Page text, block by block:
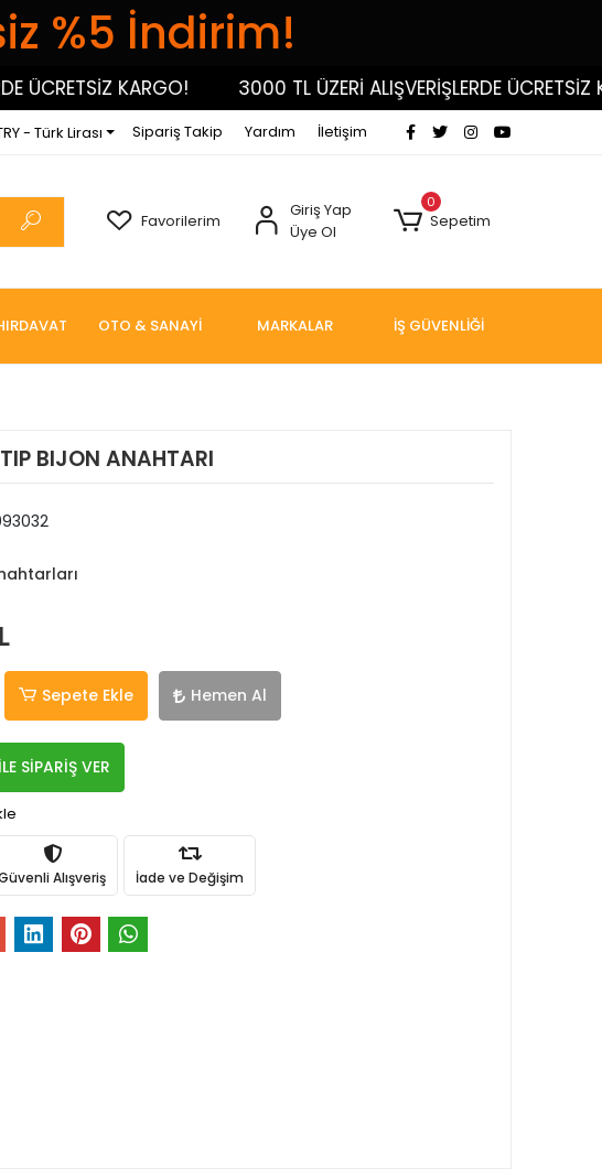
%5 İndirim!
KARGO! 3000 TL ÜZERİ ALIŞVERİŞLERDE ÜCRETSİZ
- Türk Lirası Sipariş Takip Yardım İletişim
Favorilerim
Giriş Yap
Üye Ol
0
Sepetim
OTO & SANAYİ MARKALAR İŞ GÜVENLİĞİ
BIJON ANAHTARI
Sepete Ekle Hemen Al
SİPARİŞ VER
Alışveriş İade ve Değişim